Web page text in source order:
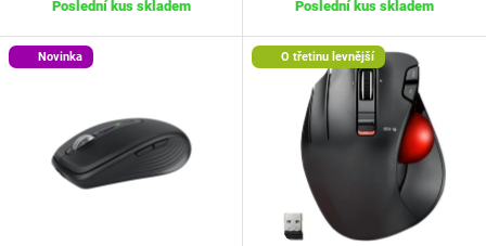
Poslední kus skladem Poslední kus skladem
Novinka O třetinu levnější